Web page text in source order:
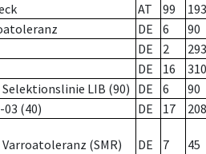
AT 99 193
DE 6 90
DE 2 293
DE 16 310
Selektionslinie LIB (90) DE 6 90
03 (40) DE 17 208
Varroatoleranz (SMR) DE 7 45